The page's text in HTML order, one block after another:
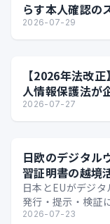
らす本人確認の
2026-07-29
【2026年法改
人情報保護法が
2026-07-27
日欧のデジタル
習証明書の越境
日本とEUがデジ
発行・提示・検証
タル証明の可能性
2026-07-23